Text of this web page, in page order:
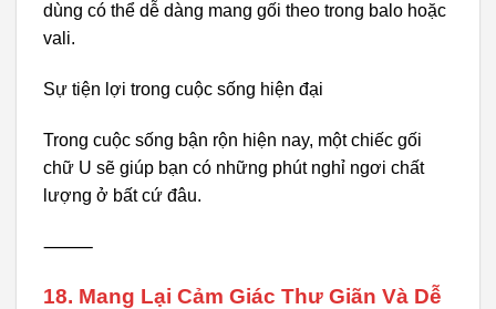
dùng có thể dễ dàng mang gối theo trong balo hoặc
vali.
Sự tiện lợi trong cuộc sống hiện đại
Trong cuộc sống bận rộn hiện nay, một chiếc gối
chữ U sẽ giúp bạn có những phút nghỉ ngơi chất
lượng ở bất cứ đâu.
⸻
18. Mang Lại Cảm Giác Thư Giãn Và Dễ